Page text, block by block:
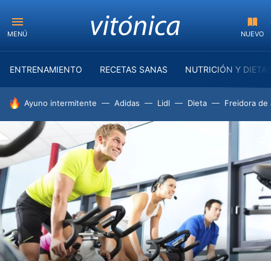
MENÚ NUEVO
ENTRENAMIENTO RECETAS SANAS NUTRICIÓN Y
HOY SE HABLA DE
Ayuno intermitente Adidas Lidl Dieta Freidora de